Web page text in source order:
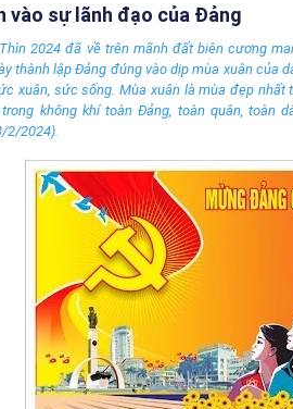
vào sự lãnh đạo của Đảng
2024 đã về trên mãnh đất biên cương
thành lập Đảng đúng vào dịp mùa xuân của
xuân, sức sống. Mùa xuân là mùa đẹp
không khí toàn Đảng, toàn quân, toàn
2/2024).